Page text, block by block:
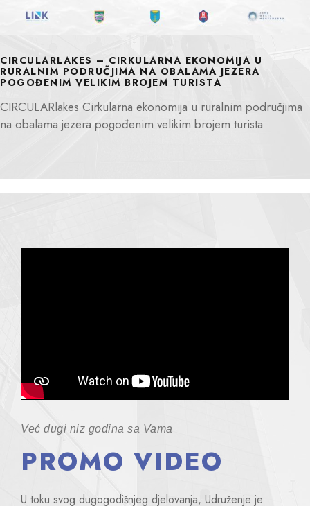
CIRCULARLAKES – CIRKULARNA EKONOMIJA U
RURALNIM PODRUČJIMA NA OBALAMA JEZERA
POGOĐENIM VELIKIM BROJEM TURISTA
CIRCULARlakes Cirkularna ekonomija u ruralnim područjima
na obalama jezera pogođenim velikim brojem turista
Već dugi niz godina sa Vama
PROMO VIDEO
U toku svog dugogodišnjeg djelovanja, Udruženje je